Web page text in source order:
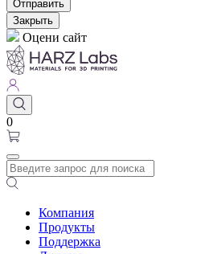
Отправить
Закрыть
Оцени сайт
0
Компания
Продукты
Поддержка